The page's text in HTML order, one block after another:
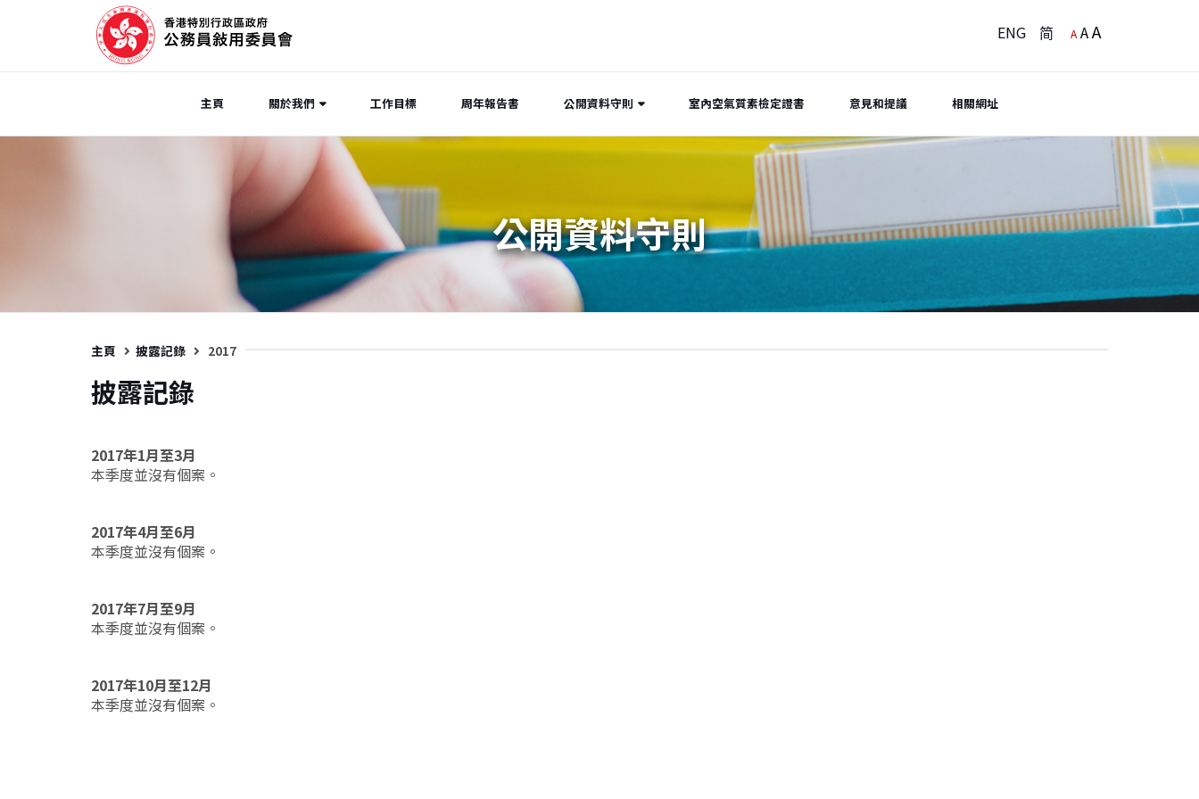
ENG 简 A AA
主頁 關於我們 工作目標 周年報告書 公開資料守則 室內空氣質素檢定證書 意見和提議 相關網址
公開資料守則
主頁 披露記錄 2017
披露記錄
2017年1月至3月
本季度並沒有個案。
2017年4月至6月
本季度並沒有個案。
2017年7月至9月
本季度並沒有個案。
2017年10月至12月
本季度並沒有個案。